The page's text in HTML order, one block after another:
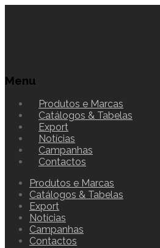
Menu
Produtos e Marcas
Catálogos & Tabelas
Export
Notícias
Campanhas
Contactos
Produtos e Marcas
Catálogos & Tabelas
Export
Notícias
Campanhas
Contactos